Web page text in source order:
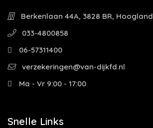
Berkenlaan 44A, 3828 BR, Hoogland
033-4800858
06-57311400
verzekeringen@van-dijkfd.nl
Ma - Vr 9:00 - 17:00
Snelle Links